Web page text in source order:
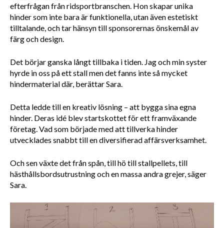
efterfrågan från ridsportbranschen. Hon skapar unika
hinder som inte bara är funktionella, utan även estetiskt
tilltalande, och tar hänsyn till sponsorernas önskemål av
färg och design.
Det börjar ganska långt tillbaka i tiden. Jag och min syster
hyrde in oss på ett stall men det fanns inte så mycket
hindermaterial där, berättar Sara.
Detta ledde till en kreativ lösning – att bygga sina egna
hinder. Deras idé blev startskottet för ett framväxande
företag. Vad som började med att tillverka hinder
utvecklades snabbt till en diversifierad affärsverksamhet.
Och sen växte det från spån, till hö till stallpellets, till
hästhållsbordsutrustning och en massa andra grejer, säger
Sara.